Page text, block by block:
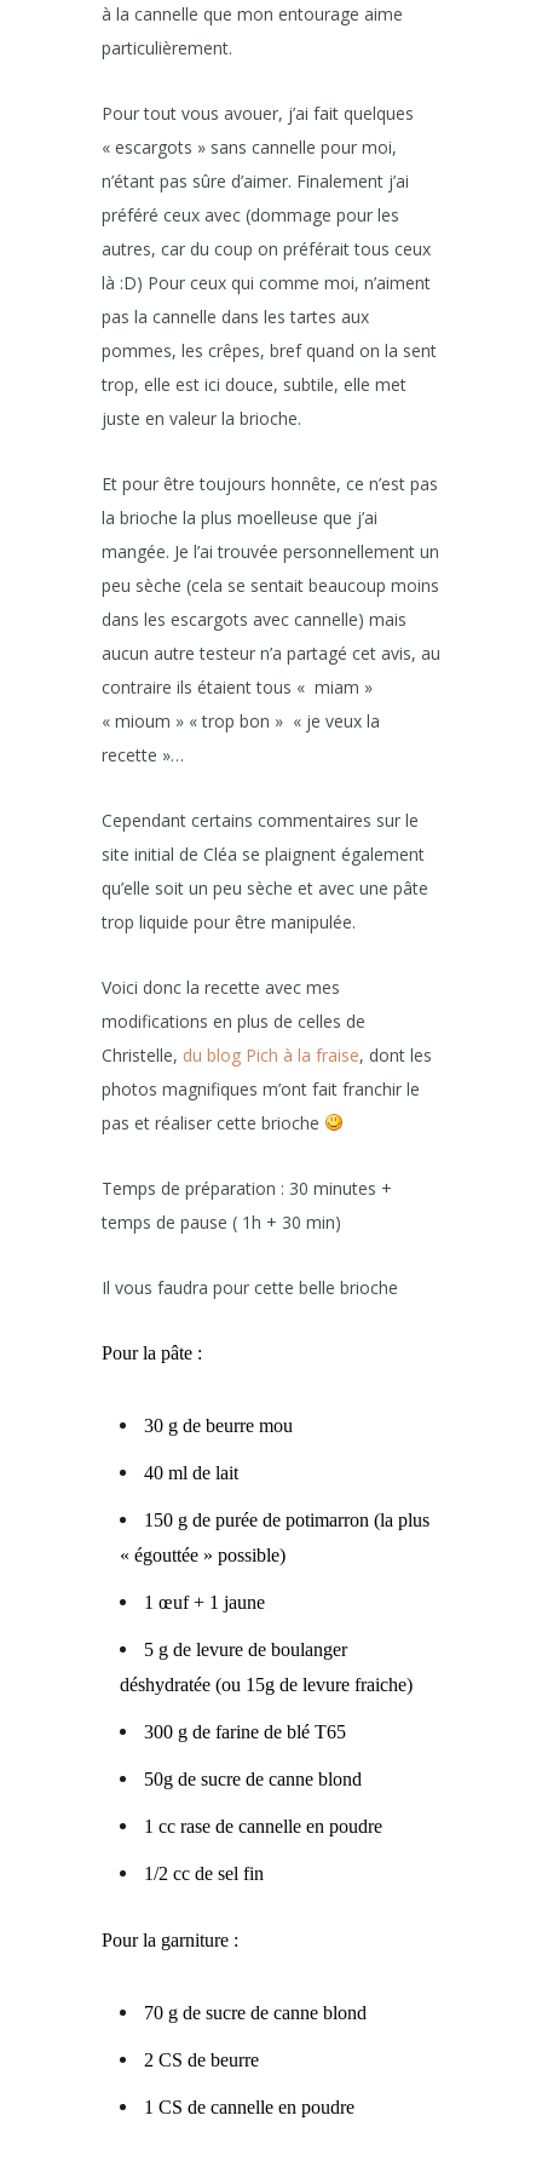
à la cannelle que mon entourage aime
particulièrement.
Pour tout vous avouer, j’ai fait quelques
« escargots » sans cannelle pour moi,
n’étant pas sûre d’aimer. Finalement j’ai
préféré ceux avec (dommage pour les
autres, car du coup on préférait tous ceux
là :D) Pour ceux qui comme moi, n’aiment
pas la cannelle dans les tartes aux
pommes, les crêpes, bref quand on la sent
trop, elle est ici douce, subtile, elle met
juste en valeur la brioche.
Et pour être toujours honnête, ce n’est pas
la brioche la plus moelleuse que j’ai
mangée. Je l’ai trouvée personnellement un
peu sèche (cela se sentait beaucoup moins
dans les escargots avec cannelle) mais
aucun autre testeur n’a partagé cet avis, au
contraire ils étaient tous « miam »
« mioum » « trop bon » « je veux la
recette »…
Cependant certains commentaires sur le
site initial de Cléa se plaignent également
qu’elle soit un peu sèche et avec une pâte
trop liquide pour être manipulée.
Voici donc la recette avec mes
modifications en plus de celles de
Christelle, du blog Pich à la fraise, dont les
photos magnifiques m’ont fait franchir le
pas et réaliser cette brioche
Temps de préparation : 30 minutes +
temps de pause ( 1h + 30 min)
Il vous faudra pour cette belle brioche
Pour la pâte :
30 g de beurre mou
40 ml de lait
150 g de purée de potimarron (la plus
« égouttée » possible)
1 œuf + 1 jaune
5 g de levure de boulanger
déshydratée (ou 15g de levure fraiche)
300 g de farine de blé T65
50g de sucre de canne blond
1 cc rase de cannelle en poudre
1/2 cc de sel fin
Pour la garniture :
70 g de sucre de canne blond
2 CS de beurre
1 CS de cannelle en poudre